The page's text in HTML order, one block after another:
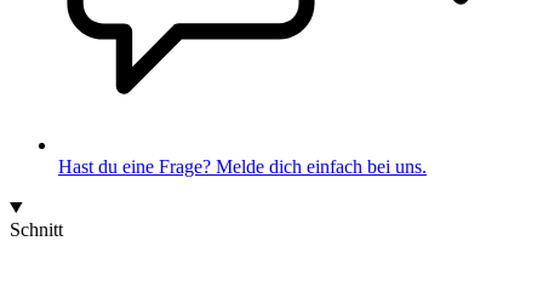
Hast du eine Frage? Melde dich einfach bei uns.
Schnitt